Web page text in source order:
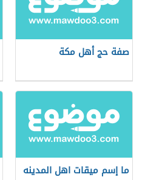
صفة حج أهل مكة
ما إسم ميقات اهل المدينه